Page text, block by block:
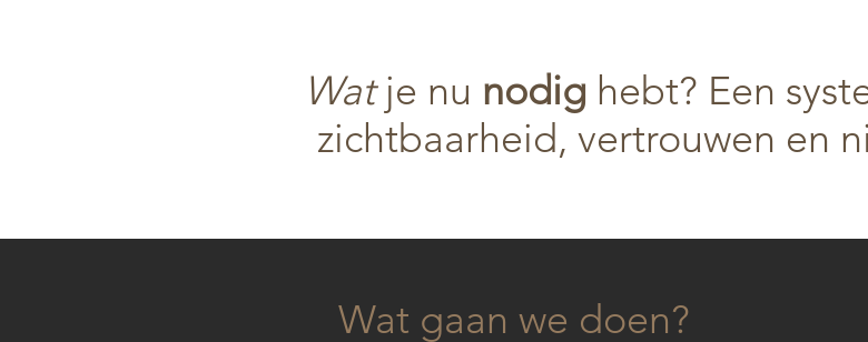
Watje nu nodig hebt? Een
zichtbaarheid, vertrouwen en
Wat gaan we doen?